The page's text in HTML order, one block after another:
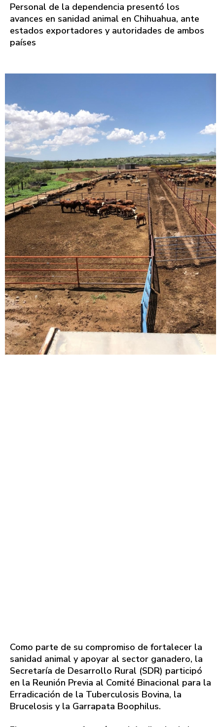
Personal de la dependencia presentó los
avances en sanidad animal en Chihuahua, ante
estados exportadores y autoridades de ambos
países
Como parte de su compromiso de fortalecer la
sanidad animal y apoyar al sector ganadero, la
Secretaría de Desarrollo Rural (SDR) participó
en la Reunión Previa al Comité Binacional para la
Erradicación de la Tuberculosis Bovina, la
Brucelosis y la Garrapata Boophilus.